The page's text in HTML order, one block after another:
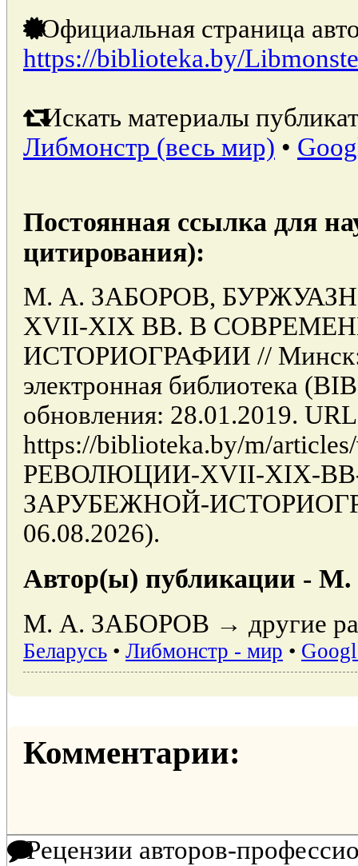
Официальная страница
https://biblioteka.by/
Искать материалы
Либмонстр (весь мир) •
Постоянная ссылка для
цитирования):
М. А. ЗАБОРОВ,
XVII-XIX ВВ. В
ИСТОРИОГРАФИИ // Минск:
электронная библиотека
обновления: 28.01.2019.
https://biblioteka.by/m/
РЕВОЛЮЦИИ-XVII-XIX-
ЗАРУБЕЖНОЙ-
06.08.2026).
Автор(ы) публикации -
М. А. ЗАБОРОВ → другие
Беларусь • Либмонстр - мир •
Комментарии:
Рецензии авторов-